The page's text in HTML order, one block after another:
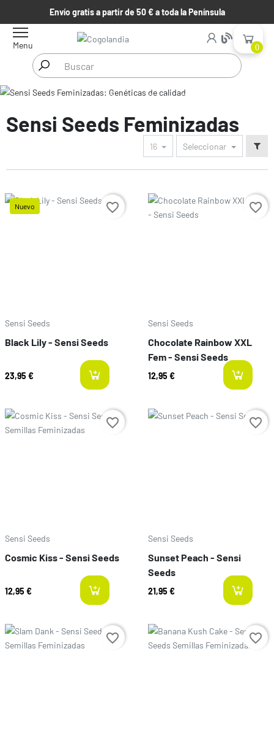
Envío gratis a partir de 50 € a toda la Península
Menu 0
Inicio Semillas de marihuana Semillas Feminizadas
Sensi Seeds Feminizadas
16 Seleccionar
Nuevo
Sensi Seeds
Black Lily - Sensi Seeds
23,95 € last-items
favorite_border Precio
Sensi Seeds
Chocolate Rainbow XXL
Fem - Sensi Seeds
12,95 €
favorite_border
Precio
Sensi Seeds
Cosmic Kiss - Sensi Seeds
12,95 € available
favorite_border Precio
Sensi Seeds
Sunset Peach - Sensi
Seeds
21,95 €
favorite_border
Precio favorite_border Precio favorite_border